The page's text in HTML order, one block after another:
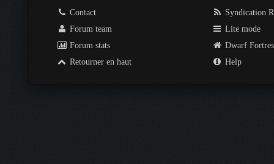
Contact
Forum team
Forum stats
Retourner en haut
Syndication
Lite mode
Dwarf
Help